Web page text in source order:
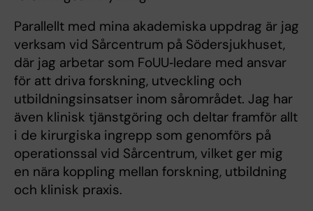
Parallellt med mina akademiska uppdrag är jag
verksam vid Sårcentrum på Södersjukhuset,
där jag arbetar som FoUU‑ledare med ansvar
för att driva forskning, utveckling och
utbildningsinsatser inom sårområdet. Jag har
även klinisk tjänstgöring och deltar framför allt
i de kirurgiska ingrepp som genomförs på
operationssal vid Sårcentrum, vilket ger mig
en nära koppling mellan forskning, utbildning
och klinisk praxis.